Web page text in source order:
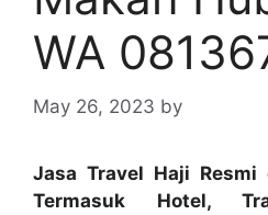
WA
May 26, 2023 by
Jasa Travel Haji Resmi
Termasuk Hotel,